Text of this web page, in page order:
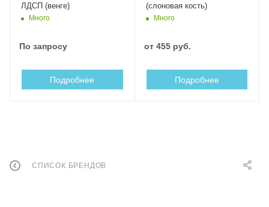
ЛДСП (венге)
Много
По запросу
Подробнее
(слоновая кость)
Много
от 455 руб.
Подробнее
СПИСОК БРЕНДОВ